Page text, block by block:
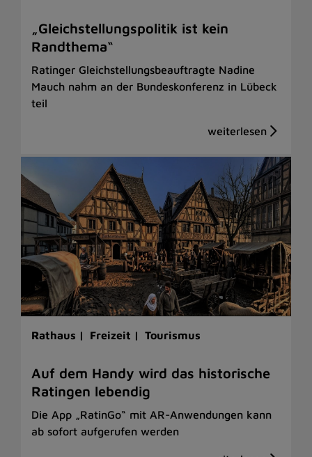
„Gleichstellungspolitik ist kein
Randthema“
Ratinger Gleichstellungsbeauftragte Nadine
Mauch nahm an der Bundeskonferenz in Lübeck
teil
Rathaus | Freizeit | Tourismus
Auf dem Handy wird das historische
Ratingen lebendig
Die App „RatinGo“ mit AR-Anwendungen kann
ab sofort aufgerufen werden